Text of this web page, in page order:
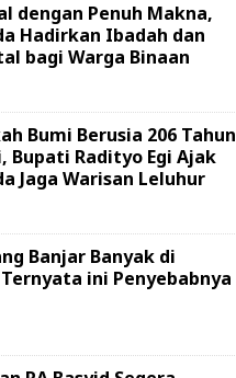
dengan Penuh Makna,
Hadirkan Ibadah dan
bagi Warga Binaan
Bumi Berusia 206 Tahun
Bupati Radityo Egi Ajak
Jaga Warisan Leluhur
Banjar Banyak di
ini Penyebabnya